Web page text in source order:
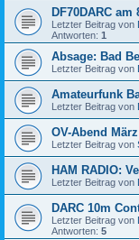
DF70DARC
Letzter Beitrag von
Antworten: 1
Absage: Bad
Letzter Beitrag von
Amateurfunk
Letzter Beitrag von
OV-Abend
Letzter Beitrag von
HAM RADIO:
Letzter Beitrag von
DARC 10m
Letzter Beitrag von
Antworten: 5